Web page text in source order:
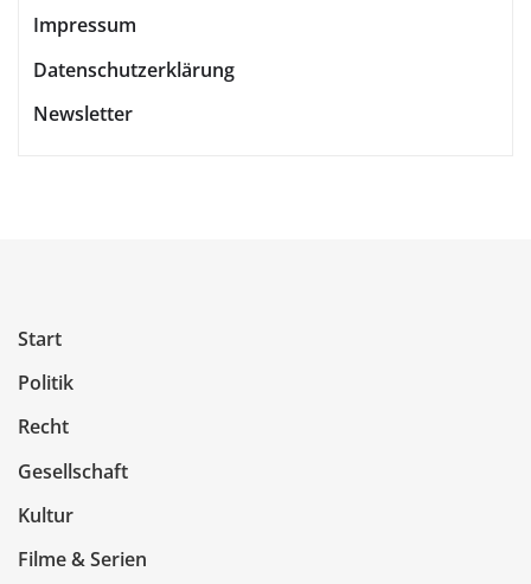
Impressum
Datenschutzerklärung
Newsletter
Start
Politik
Recht
Gesellschaft
Kultur
Filme & Serien